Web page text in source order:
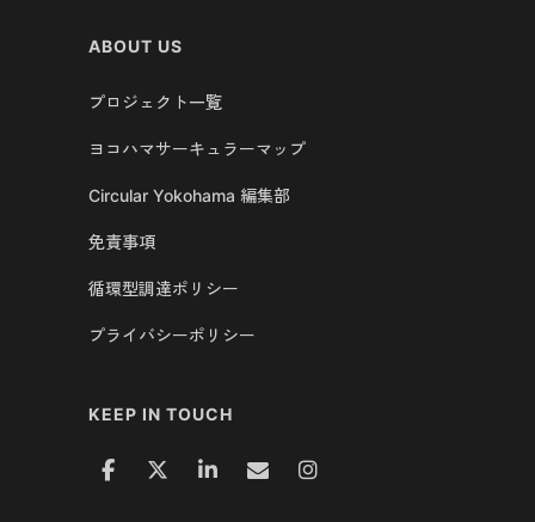
ABOUT US
プロジェクト一覧
ヨコハマサーキュラーマップ
Circular Yokohama 編集部
免責事項
循環型調達ポリシー
プライバシーポリシー
KEEP IN TOUCH